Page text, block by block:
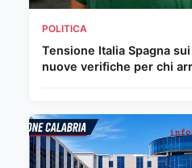
POLITICA
Tensione Italia Spagna
nuove verifiche per chi